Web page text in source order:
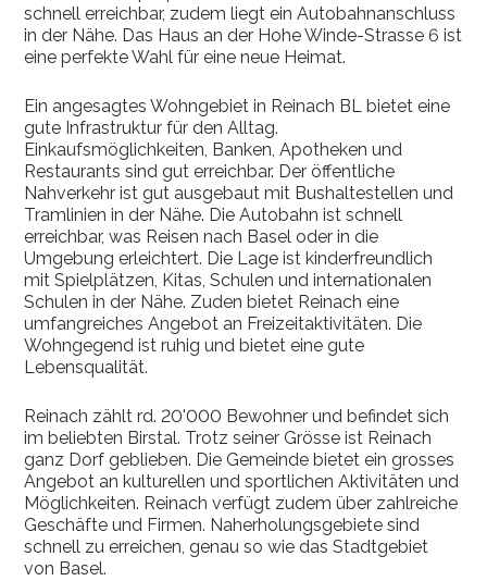
schnell erreichbar, zudem liegt ein Autobahnanschluss
in der Nähe. Das Haus an der Hohe Winde-Strasse 6 ist
eine perfekte Wahl für eine neue Heimat.
Ein angesagtes Wohngebiet in Reinach BL bietet eine
gute Infrastruktur für den Alltag.
Einkaufsmöglichkeiten, Banken, Apotheken und
Restaurants sind gut erreichbar. Der öffentliche
Nahverkehr ist gut ausgebaut mit Bushaltestellen und
Tramlinien in der Nähe. Die Autobahn ist schnell
erreichbar, was Reisen nach Basel oder in die
Umgebung erleichtert. Die Lage ist kinderfreundlich
mit Spielplätzen, Kitas, Schulen und internationalen
Schulen in der Nähe. Zuden bietet Reinach eine
umfangreiches Angebot an Freizeitaktivitäten. Die
Wohngegend ist ruhig und bietet eine gute
Lebensqualität.
Reinach zählt rd. 20'000 Bewohner und befindet sich
im beliebten Birstal. Trotz seiner Grösse ist Reinach
ganz Dorf geblieben. Die Gemeinde bietet ein grosses
Angebot an kulturellen und sportlichen Aktivitäten und
Möglichkeiten. Reinach verfügt zudem über zahlreiche
Geschäfte und Firmen. Naherholungsgebiete sind
schnell zu erreichen, genau so wie das Stadtgebiet
von Basel.